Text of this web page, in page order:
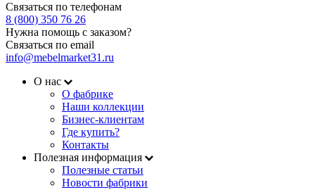
Связаться по телефонам
8 (800) 350 76 26
Нужна помощь с заказом?
Связаться по email
info@mebelmarket31.ru
О нас
О фабрике
Наши коллекции
Бизнес-клиентам
Где купить?
Контакты
Полезная информация
Полезные статьи
Новости фабрики